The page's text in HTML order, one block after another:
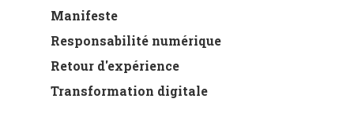
Manifeste
Responsabilité numérique
Retour d'expérience
Transformation digitale